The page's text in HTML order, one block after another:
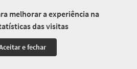
melhorar a experiência na
das visitas
e fechar